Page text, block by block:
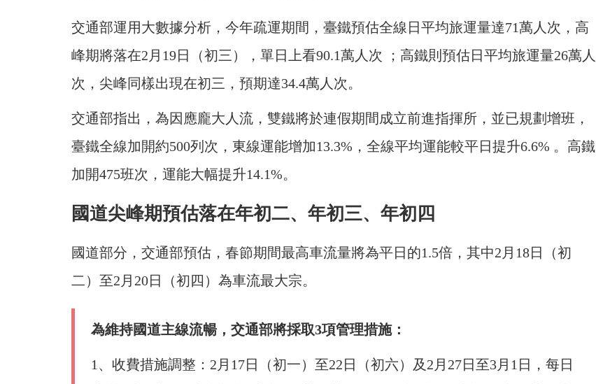
交通部運用大數據分析，今年疏運期間，臺鐵預估全線日平均旅運量達71萬人次，高
峰期將落在2月19日（初三），單日上看90.1萬人次 ；高鐵則預估日平均旅運量26萬人
次，尖峰同樣出現在初三，預期達34.4萬人次。
交通部指出，為因應龐大人流，雙鐵將於連假期間成立前進指揮所，並已規劃增班，
臺鐵全線加開約500列次，東線運能增加13.3%，全線平均運能較平日提升6.6% 。高鐵
加開475班次，運能大幅提升14.1%。
國道尖峰期預估落在年初二、年初三、年初四
國道部分，交通部預估，春節期間最高車流量將為平日的1.5倍，其中2月18日（初
二）至2月20日（初四）為車流最大宗。
為維持國道主線流暢，交通部將採取3項管理措施：
1、收費措施調整：2月17日（初一）至22日（初六）及2月27日至3月1日，每日